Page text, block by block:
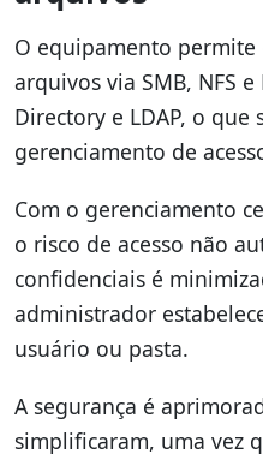
O equipamento
arquivos via SMB, NFS
Directory e LDAP, o que
gerenciamento de
Com o gerenciamento
o risco de acesso não
confidenciais é
administrador
usuário ou pasta.
A segurança é
simplificaram, uma vez